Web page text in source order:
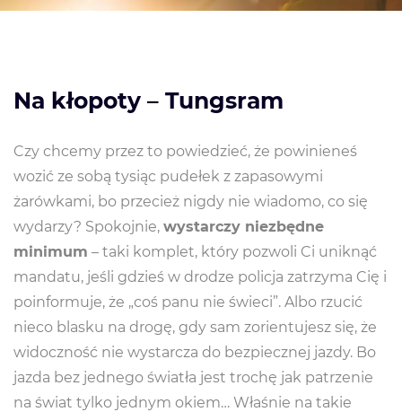
Na kłopoty – Tungsram
Czy chcemy przez to powiedzieć, że powinieneś
wozić ze sobą tysiąc pudełek z zapasowymi
żarówkami, bo przecież nigdy nie wiadomo, co się
wydarzy? Spokojnie, wystarczy niezbędne
minimum – taki komplet, który pozwoli Ci uniknąć
mandatu, jeśli gdzieś w drodze policja zatrzyma Cię i
poinformuje, że „coś panu nie świeci”. Albo rzucić
nieco blasku na drogę, gdy sam zorientujesz się, że
widoczność nie wystarcza do bezpiecznej jazdy. Bo
jazda bez jednego światła jest trochę jak patrzenie
na świat tylko jednym okiem… Właśnie na takie